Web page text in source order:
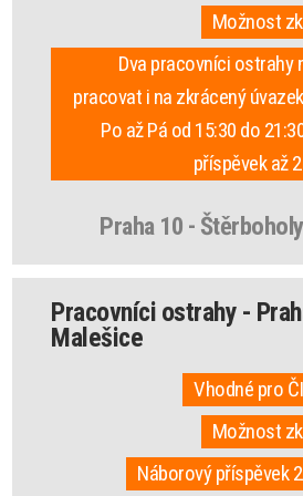
Možnost
Dva pracovníci ostrahy
pracovat i na zkrácený
Po až Pá od 15:30 do
příspěvek až
Praha 10 - Štěrboholy
Pracovníci ostrahy -
Malešice
Vhodné pro
Možnost
Náborový příspěvek